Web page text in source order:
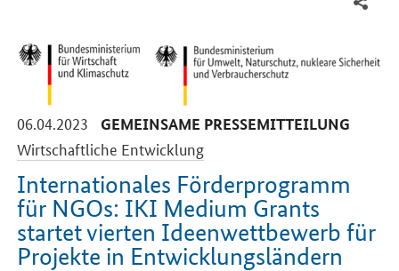
06.04.2023 -
GEMEINSAME PRESSEMITTEILUNG
Wirtschaftliche Entwicklung
Internationales Förderprogramm
für NGOs: IKI Medium Grants
startet vierten Ideenwettbewerb für
Projekte in Entwicklungsländern